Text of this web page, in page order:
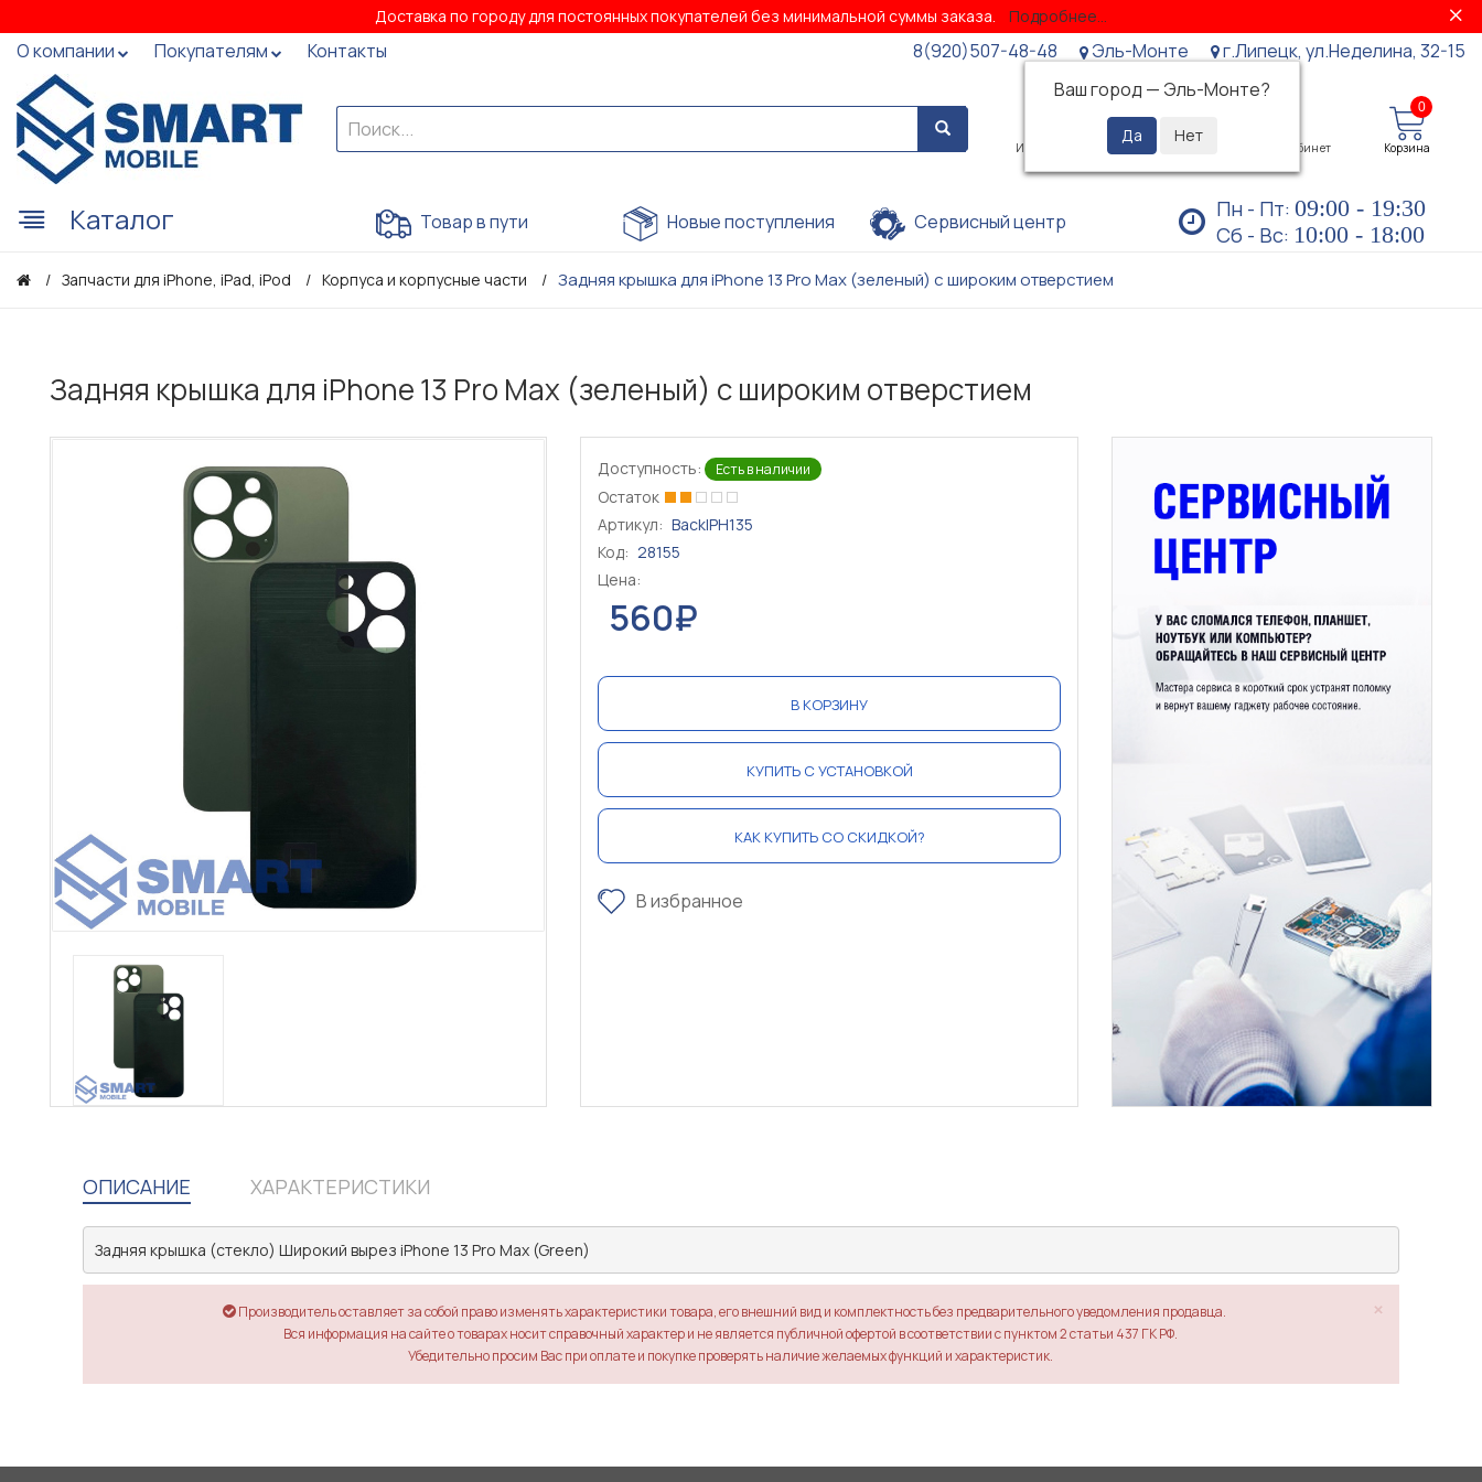
Доставка по городу для постоянных покупателей без минимальной суммы заказа. Подробнее...
О компании Покупателям Контакты 8(920)507-48-48
Эль-Монте
Ваш город — Эль-Монте?
г.Липецк, ул.Неделина, 32-15
Избранное Просмотренные Личный кабинет
0
Корзина
Каталог Товар в пути Новые поступления Сервисный центр Пн - Пт: 09:00 - 19:30
Сб - Вс: 10:00 - 18:00
Запчасти для iPhone, iPad, iPod Корпуса и корпусные части Задняя крышка для iPhone 13 Pro Max (зеленый) с широким отверстием
Задняя крышка для iPhone 13 Pro Max (зеленый) с широким отверстием
Доступность: Есть в наличии
Остаток
Артикул: BackIPH135
Код: 28155
Цена:
560₽
В КОРЗИНУ
КУПИТЬ С УСТАНОВКОЙ
КАК КУПИТЬ СО СКИДКОЙ?
В избранное
ОПИСАНИЕ ХАРАКТЕРИСТИКИ
Задняя крышка (стекло) Широкий вырез iPhone 13 Pro Max (Green)
×
Производитель оставляет за собой право изменять характеристики товара, его внешний вид и комплектность без предварительного уведомления продавца.
Вся информация на сайте о товарах носит справочный характер и не является публичной офертой в соответствии с пунктом 2 статьи 437 ГК РФ.
Убедительно просим Вас при оплате и покупке проверять наличие желаемых функций и характеристик.